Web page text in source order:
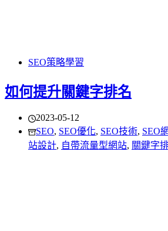
SEO策略學習
如何提升關鍵字排名
2023-05-12
SEO, SEO優化, SEO技術, SEO
站設計, 自帶流量型網站, 關鍵字